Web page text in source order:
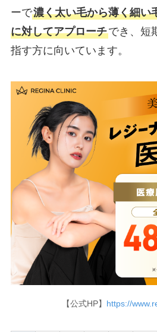
ーで濃く太い毛から薄く細い
に対してアプローチでき、短
指す方に向いています。
【公式HP】 https://